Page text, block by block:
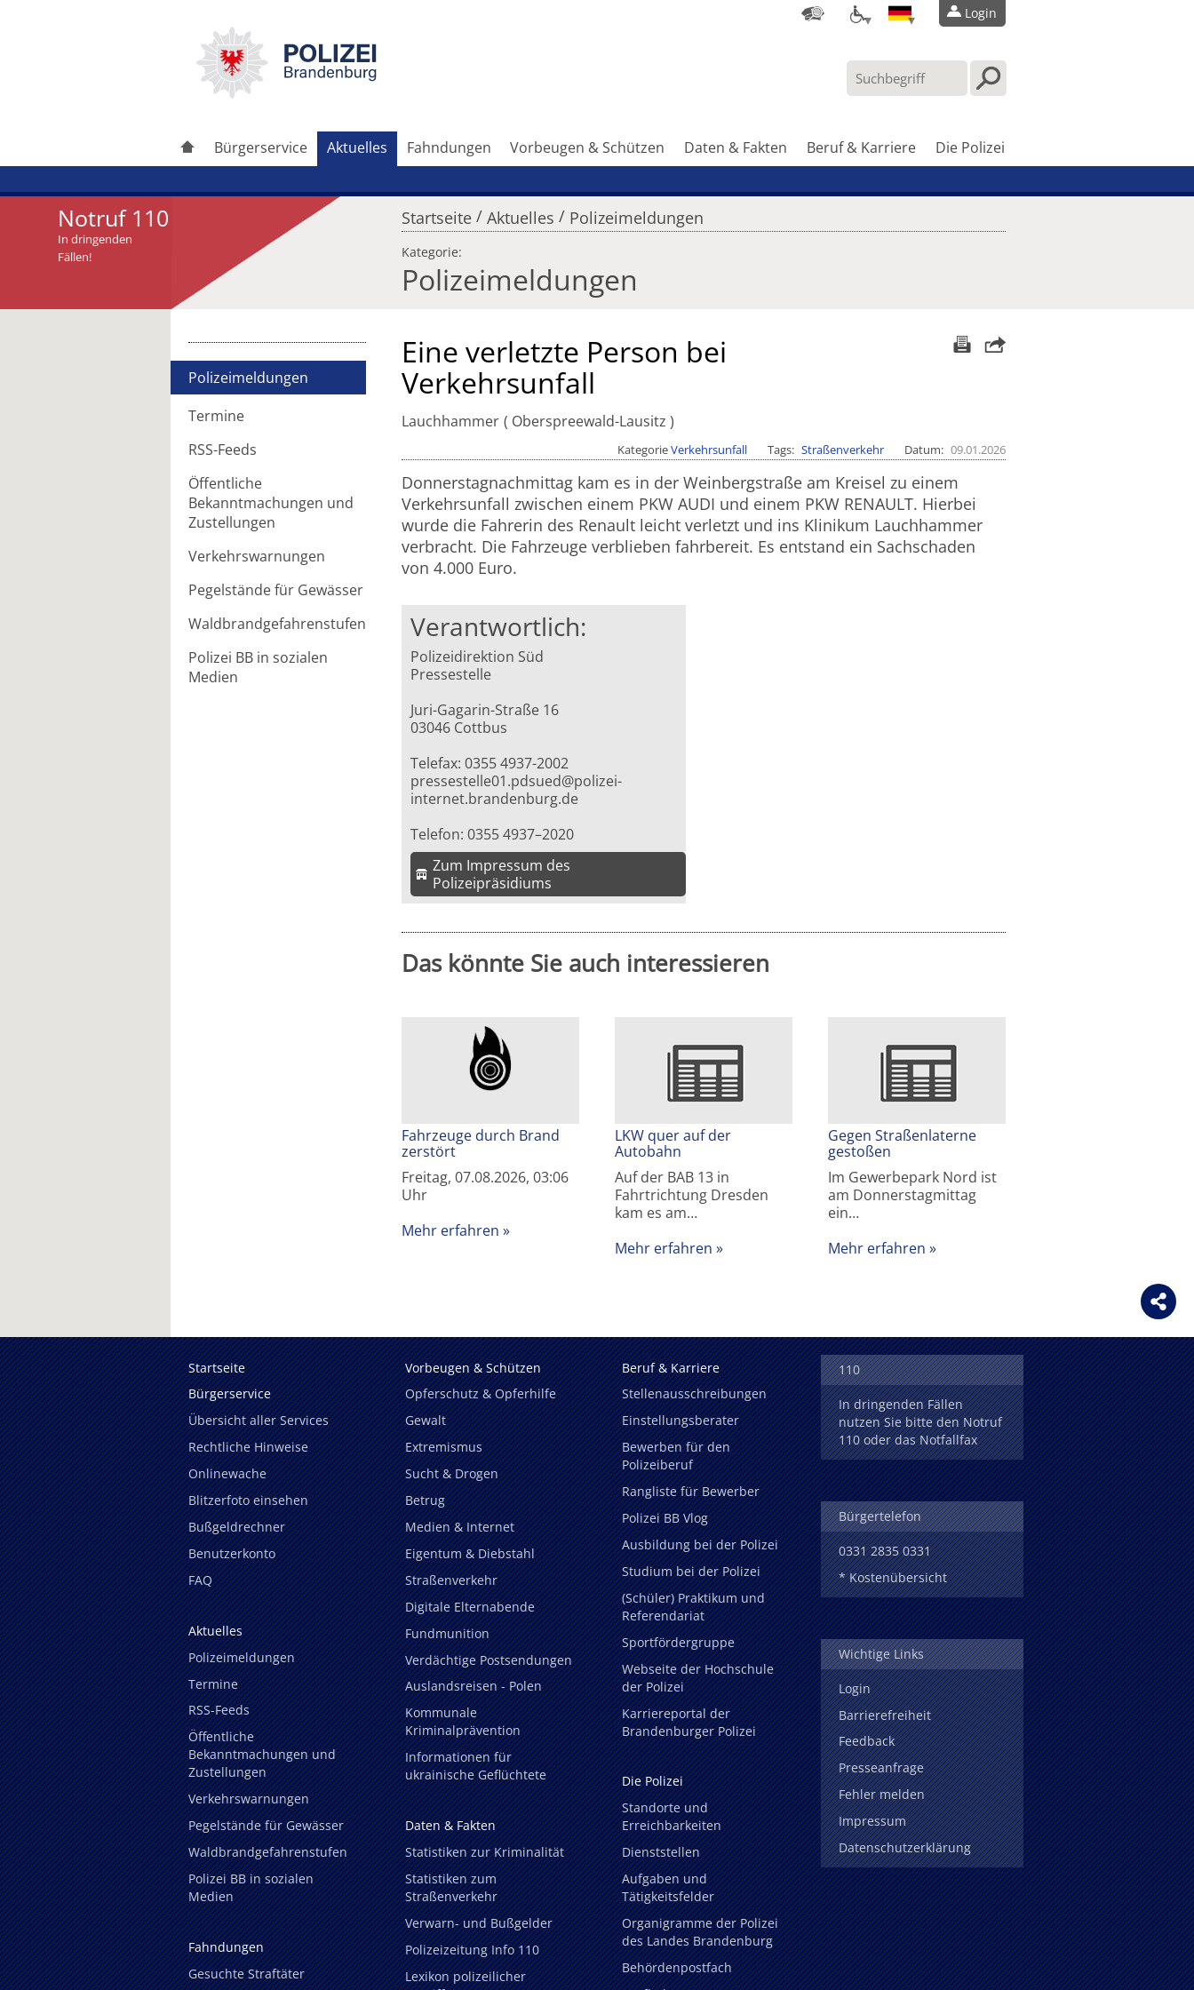
Login
Bürgerservice Aktuelles Fahndungen Vorbeugen & Schützen Daten & Fakten Beruf & Karriere Die Polizei
Notruf 110
In dringenden
Fällen!
Startseite / Aktuelles / Polizeimeldungen
Kategorie:
Polizeimeldungen
Polizeimeldungen
Termine
RSS-Feeds
Öffentliche
Bekanntmachungen und
Zustellungen
Verkehrswarnungen
Pegelstände für Gewässer
Waldbrandgefahrenstufen
Polizei BB in sozialen
Medien
Artikel weiterleiten
Eine verletzte Person bei
Verkehrsunfall
Lauchhammer Oberspreewald-Lausitz
KategorieVerkehrsunfall Tags Straßenverkehr Datum 09.01.2026
Donnerstagnachmittag kam es in der Weinbergstraße am Kreisel zu einem
Verkehrsunfall zwischen einem PKW AUDI und einem PKW RENAULT. Hierbei
wurde die Fahrerin des Renault leicht verletzt und ins Klinikum Lauchhammer
verbracht. Die Fahrzeuge verblieben fahrbereit. Es entstand ein Sachschaden
von 4.000 Euro.
Verantwortlich:
Polizeidirektion Süd
Pressestelle
Juri-Gagarin-Straße 16
03046 Cottbus
Telefax: 0355 4937-2002
pressestelle01.pdsued@polizei-
internet.brandenburg.de
Telefon: 0355 4937–2020
Zum Impressum des
Polizeipräsidiums
Das könnte Sie auch interessieren
Fahrzeuge durch Brand
zerstört
Freitag, 07.08.2026, 03:06
Uhr
Mehr erfahren
LKW quer auf der
Autobahn
Auf der BAB 13 in
Fahrtrichtung Dresden
kam es am…
Mehr erfahren
Gegen Straßenlaterne
gestoßen
Im Gewerbepark Nord ist
am Donnerstagmittag
ein…
Mehr erfahren
Startseite
Bürgerservice
Übersicht aller Services
Rechtliche Hinweise
Onlinewache
Blitzerfoto einsehen
Bußgeldrechner
Benutzerkonto
FAQ
Aktuelles
Polizeimeldungen
Termine
RSS-Feeds
Öffentliche
Bekanntmachungen und
Zustellungen
Verkehrswarnungen
Pegelstände für Gewässer
Waldbrandgefahrenstufen
Polizei BB in sozialen
Medien
Fahndungen
Gesuchte Straftäter
Vorbeugen & Schützen
Opferschutz & Opferhilfe
Gewalt
Extremismus
Sucht & Drogen
Betrug
Medien & Internet
Eigentum & Diebstahl
Straßenverkehr
Digitale Elternabende
Fundmunition
Verdächtige Postsendungen
Auslandsreisen - Polen
Kommunale
Kriminalprävention
Informationen für
ukrainische Geflüchtete
Daten & Fakten
Statistiken zur Kriminalität
Statistiken zum
Straßenverkehr
Verwarn- und Bußgelder
Polizeizeitung Info 110
Lexikon polizeilicher
Beruf & Karriere
Stellenausschreibungen
Einstellungsberater
Bewerben für den
Polizeiberuf
Rangliste für Bewerber
Polizei BB Vlog
Ausbildung bei der Polizei
Studium bei der Polizei
(Schüler) Praktikum und
Referendariat
Sportfördergruppe
Webseite der Hochschule
der Polizei
Karriereportal der
Brandenburger Polizei
Die Polizei
Standorte und
Erreichbarkeiten
Dienststellen
Aufgaben und
Tätigkeitsfelder
Organigramme der Polizei
des Landes Brandenburg
Behördenpostfach
110
In dringenden Fällen
nutzen Sie bitte den Notruf
110 oder das Notfallfax
Bürgertelefon
0331 2835 0331
* Kostenübersicht
Wichtige Links
Login
Barrierefreiheit
Feedback
Presseanfrage
Fehler melden
Impressum
Datenschutzerklärung